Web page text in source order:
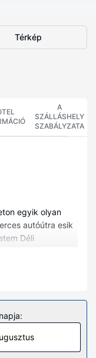
Térkép
A
SZÁLLÁSHELY
SZABÁLYZATA
egyik olyan
autóútra esik
Déli
(15),
teakonyhák,
vezeték
nézhető